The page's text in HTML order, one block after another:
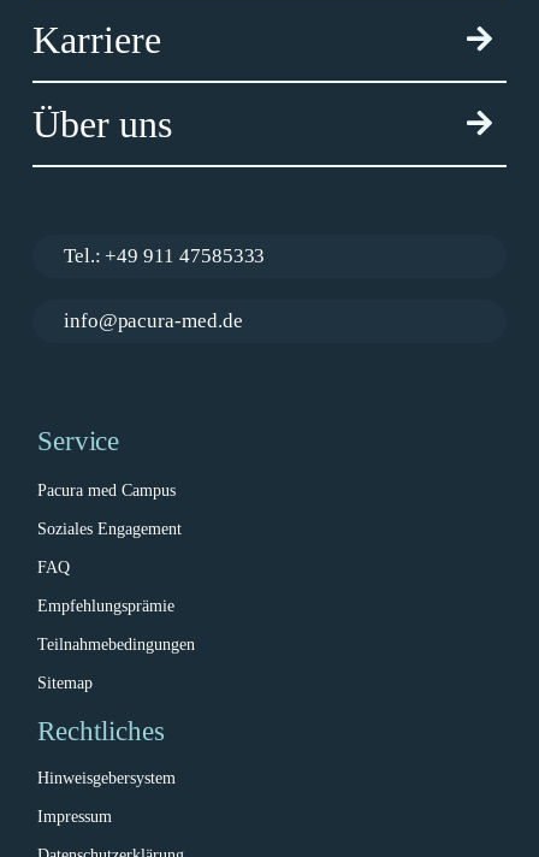
Karriere
Über uns
Tel.: +49 911 47585333
info@pacura-med.de
Service
Pacura med Campus
Soziales Engagement
FAQ
Empfehlungsprämie
Teilnahmebedingungen
Sitemap
Rechtliches
Hinweisgebersystem
Impressum